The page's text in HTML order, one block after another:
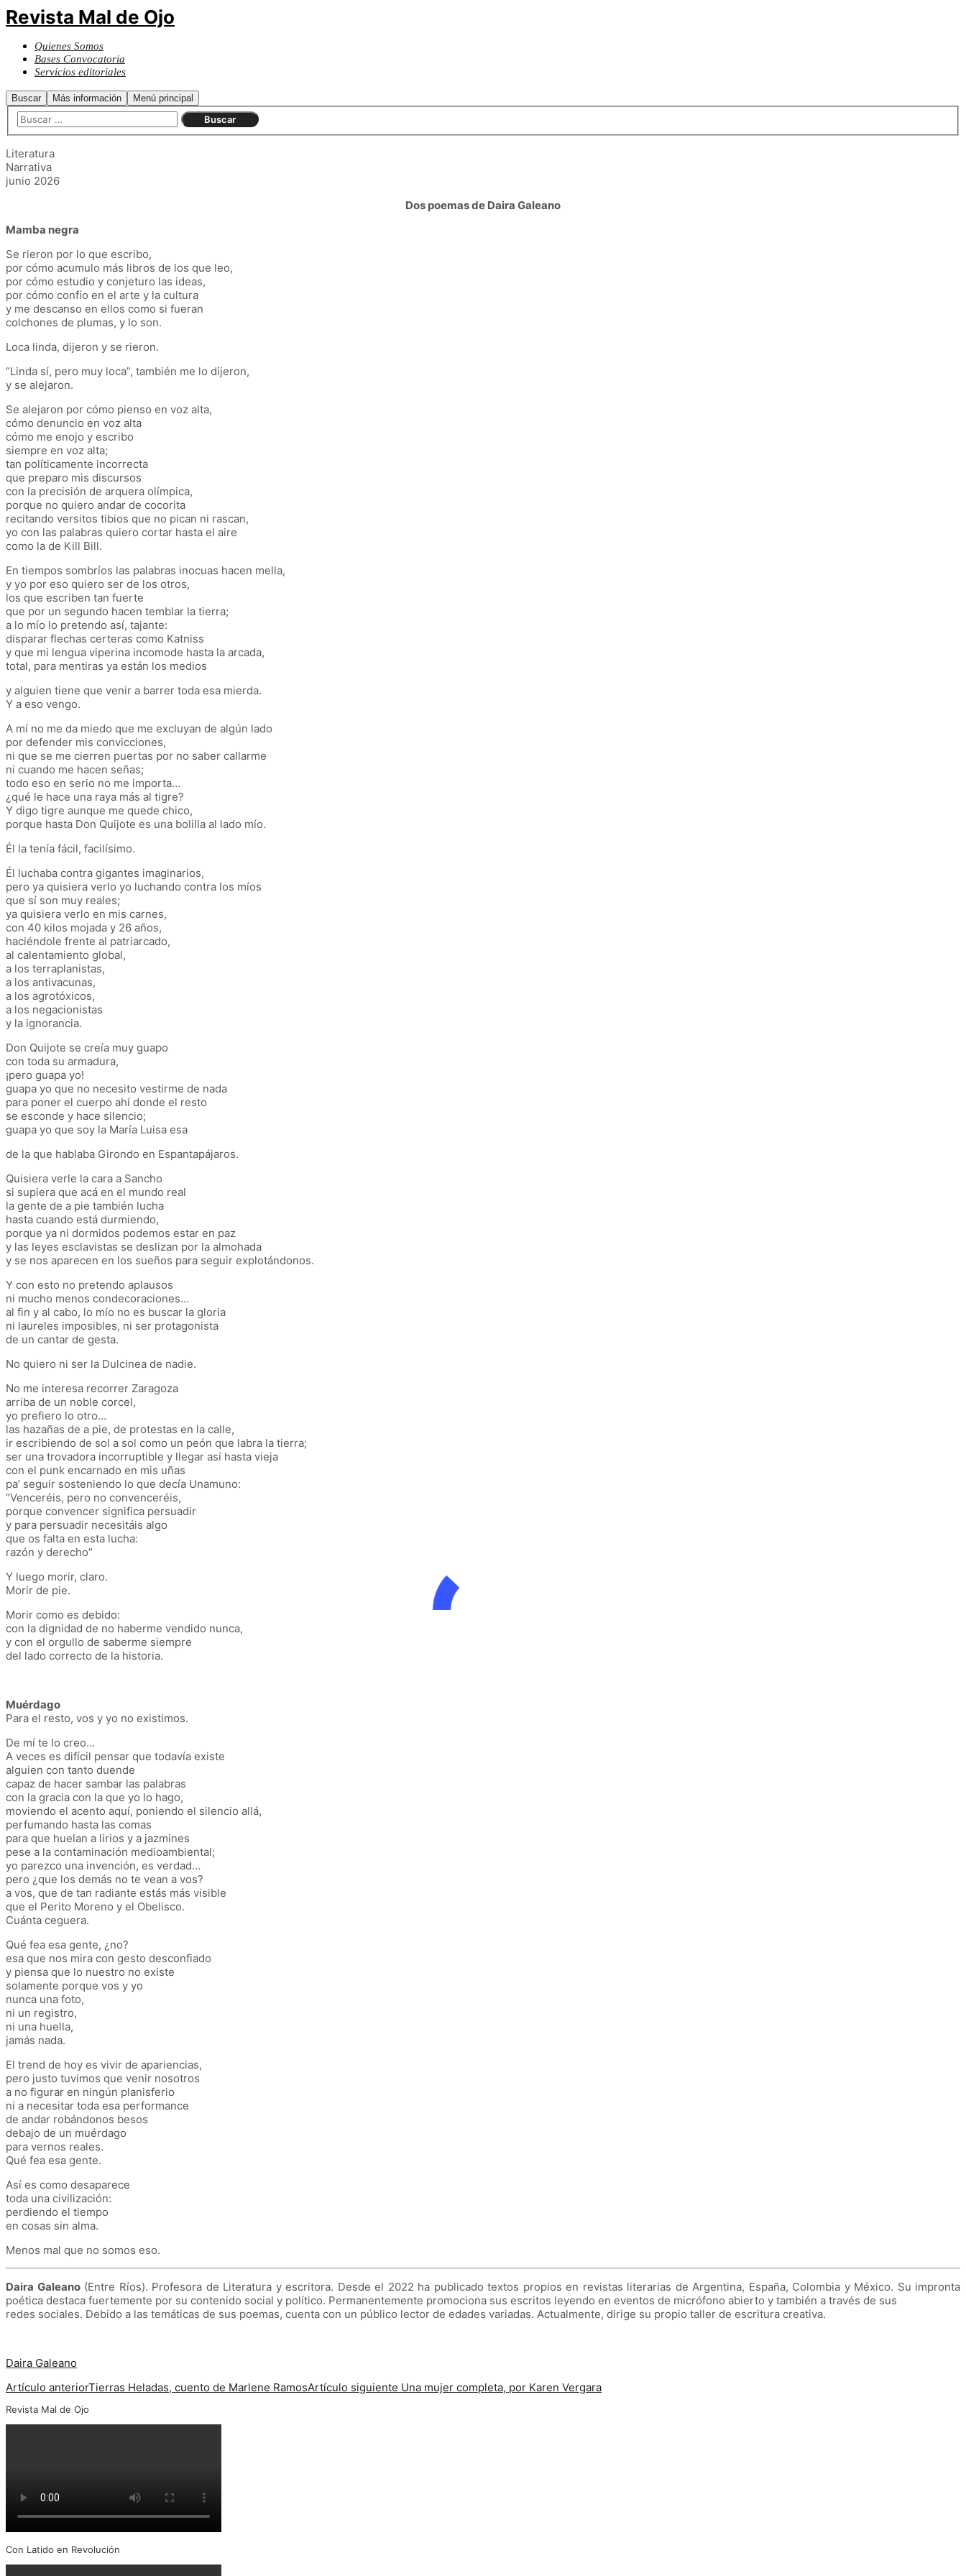
Revista Mal de Ojo
Quienes Somos
Bases Convocatoria
Servicios editoriales
Buscar Más información Menú principal
Literatura
Narrativa
junio 2026
Dos poemas de Daira Galeano
Mamba negra
Se rieron por lo que escribo,
por cómo acumulo más libros de los que leo,
por cómo estudio y conjeturo las ideas,
por cómo confío en el arte y la cultura
y me descanso en ellos como si fueran
colchones de plumas, y lo son.
Loca linda, dijeron y se rieron.
“Linda sí, pero muy loca”, también me lo dijeron,
y se alejaron.
Se alejaron por cómo pienso en voz alta,
cómo denuncio en voz alta
cómo me enojo y escribo
siempre en voz alta;
tan políticamente incorrecta
que preparo mis discursos
con la precisión de arquera olímpica,
porque no quiero andar de cocorita
recitando versitos tibios que no pican ni rascan,
yo con las palabras quiero cortar hasta el aire
como la de Kill Bill.
En tiempos sombríos las palabras inocuas hacen mella,
y yo por eso quiero ser de los otros,
los que escriben tan fuerte
que por un segundo hacen temblar la tierra;
a lo mío lo pretendo así, tajante:
disparar flechas certeras como Katniss
y que mi lengua viperina incomode hasta la arcada,
total, para mentiras ya están los medios
y alguien tiene que venir a barrer toda esa mierda.
Y a eso vengo.
A mí no me da miedo que me excluyan de algún lado
por defender mis convicciones,
ni que se me cierren puertas por no saber callarme
ni cuando me hacen señas;
todo eso en serio no me importa…
¿qué le hace una raya más al tigre?
Y digo tigre aunque me quede chico,
porque hasta Don Quijote es una bolilla al lado mío.
Él la tenía fácil, facilísimo.
Él luchaba contra gigantes imaginarios,
pero ya quisiera verlo yo luchando contra los míos
que sí son muy reales;
ya quisiera verlo en mis carnes,
con 40 kilos mojada y 26 años,
haciéndole frente al patriarcado,
al calentamiento global,
a los terraplanistas,
a los antivacunas,
a los agrotóxicos,
a los negacionistas
y la ignorancia.
Don Quijote se creía muy guapo
con toda su armadura,
¡pero guapa yo!
guapa yo que no necesito vestirme de nada
para poner el cuerpo ahí donde el resto
se esconde y hace silencio;
guapa yo que soy la María Luisa esa
de la que hablaba Girondo en Espantapájaros.
Quisiera verle la cara a Sancho
si supiera que acá en el mundo real
la gente de a pie también lucha
hasta cuando está durmiendo,
porque ya ni dormidos podemos estar en paz
y las leyes esclavistas se deslizan por la almohada
y se nos aparecen en los sueños para seguir explotándonos.
Y con esto no pretendo aplausos
ni mucho menos condecoraciones…
al fin y al cabo, lo mío no es buscar la gloria
ni laureles imposibles, ni ser protagonista
de un cantar de gesta.
No quiero ni ser la Dulcinea de nadie.
No me interesa recorrer Zaragoza
arriba de un noble corcel,
yo prefiero lo otro…
las hazañas de a pie, de protestas en la calle,
ir escribiendo de sol a sol como un peón que labra la tierra;
ser una trovadora incorruptible y llegar así hasta vieja
con el punk encarnado en mis uñas
pa’ seguir sosteniendo lo que decía Unamuno:
“Venceréis, pero no convenceréis,
porque convencer significa persuadir
y para persuadir necesitáis algo
que os falta en esta lucha:
razón y derecho”
Y luego morir, claro.
Morir de pie.
Morir como es debido:
con la dignidad de no haberme vendido nunca,
y con el orgullo de saberme siempre
del lado correcto de la historia.
Muérdago
Para el resto, vos y yo no existimos.
De mí te lo creo…
A veces es difícil pensar que todavía existe
alguien con tanto duende
capaz de hacer sambar las palabras
con la gracia con la que yo lo hago,
moviendo el acento aquí, poniendo el silencio allá,
perfumando hasta las comas
para que huelan a lirios y a jazmines
pese a la contaminación medioambiental;
yo parezco una invención, es verdad…
pero ¿que los demás no te vean a vos?
a vos, que de tan radiante estás más visible
que el Perito Moreno y el Obelisco.
Cuánta ceguera.
Qué fea esa gente, ¿no?
esa que nos mira con gesto desconfiado
y piensa que lo nuestro no existe
solamente porque vos y yo
nunca una foto,
ni un registro,
ni una huella,
jamás nada.
El trend de hoy es vivir de apariencias,
pero justo tuvimos que venir nosotros
a no figurar en ningún planisferio
ni a necesitar toda esa performance
de andar robándonos besos
debajo de un muérdago
para vernos reales.
Qué fea esa gente.
Así es como desaparece
toda una civilización:
perdiendo el tiempo
en cosas sin alma.
Menos mal que no somos eso.
Daira Galeano(Entre Ríos). Profesora de Literatura y escritora. Desde el 2022 ha publicado textos propios en revistas literarias de Argentina, España, Colombia y México. Su impronta
poética destaca fuertemente por su contenido social y político. Permanentemente promociona sus escritos leyendo en eventos de micrófono abierto y también a través de sus
redes sociales. Debido a las temáticas de sus poemas, cuenta con un público lector de edades variadas. Actualmente, dirige su propio taller de escritura creativa.
Daira Galeano
Artículo anteriorTierras Heladas, cuento de Marlene RamosArtículo siguiente Una mujer completa, por Karen Vergara
Revista Mal de Ojo
Con Latido en Revolución